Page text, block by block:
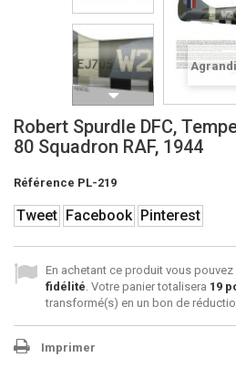
Robert Spurdle DFC,
80 Squadron RAF, 1944
Référence PL-219
Tweet Facebook Pinterest
En achetant ce produit vous
fidélité. Votre panier totalisera 19
transformé(s) en un bon de
Imprimer